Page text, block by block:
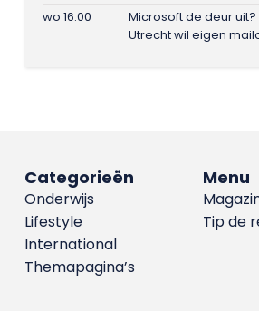
wo 16:00
Microsoft de deur uit?
Utrecht wil eigen
Menu
Tip de
Categorieën
Onderwijs
Lifestyle
International
Themapagina’s